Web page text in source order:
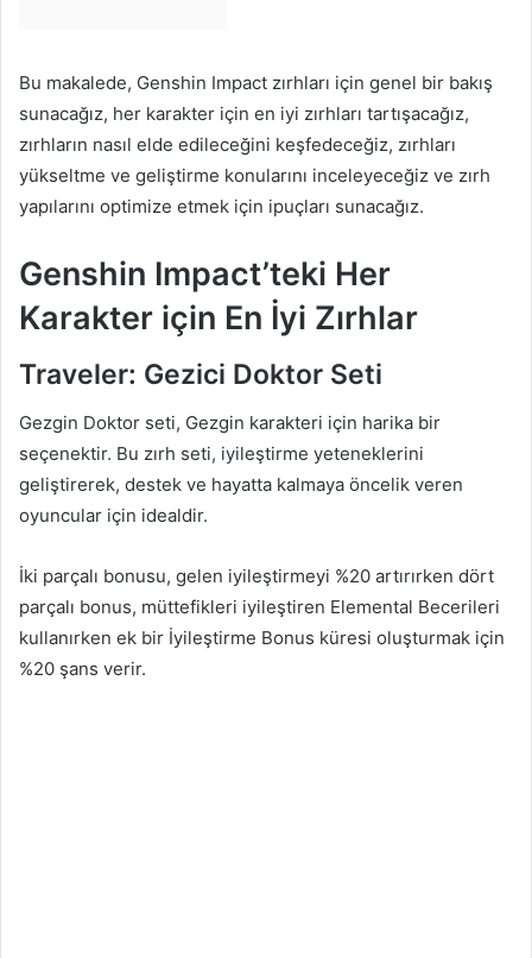
Bu makalede, Genshin Impact zırhları için genel bir bakış
sunacağız, her karakter için en iyi zırhları tartışacağız,
zırhların nasıl elde edileceğini keşfedeceğiz, zırhları
yükseltme ve geliştirme konularını inceleyeceğiz ve zırh
yapılarını optimize etmek için ipuçları sunacağız.
Genshin Impact’teki Her
Karakter için En İyi Zırhlar
Traveler: Gezici Doktor Seti
Gezgin Doktor seti, Gezgin karakteri için harika bir
seçenektir. Bu zırh seti, iyileştirme yeteneklerini
geliştirerek, destek ve hayatta kalmaya öncelik veren
oyuncular için idealdir.
İki parçalı bonusu, gelen iyileştirmeyi %20 artırırken dört
parçalı bonus, müttefikleri iyileştiren Elemental Becerileri
kullanırken ek bir İyileştirme Bonus küresi oluşturmak için
%20 şans verir.